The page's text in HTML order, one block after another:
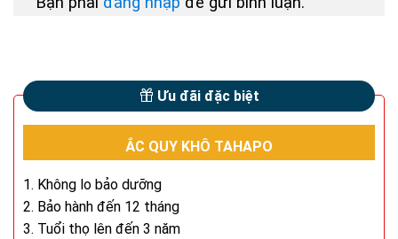
Ưu đãi đặc biệt
ẮC QUY KHÔ TAHAPO
1. Không lo bảo dưỡng
2. Bảo hành đến 12 tháng
3. Tuổi thọ lên đến 3 năm